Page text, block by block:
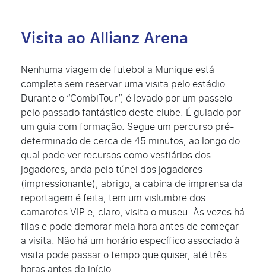
Visita ao Allianz Arena
Nenhuma viagem de futebol a Munique está
completa sem reservar uma visita pelo estádio.
Durante o “CombiTour”, é levado por um passeio
pelo passado fantástico deste clube. É guiado por
um guia com formação. Segue um percurso pré-
determinado de cerca de 45 minutos, ao longo do
qual pode ver recursos como vestiários dos
jogadores, anda pelo túnel dos jogadores
(impressionante), abrigo, a cabina de imprensa da
reportagem é feita, tem um vislumbre dos
camarotes VIP e, claro, visita o museu. Às vezes há
filas e pode demorar meia hora antes de começar
a visita. Não há um horário específico associado à
visita pode passar o tempo que quiser, até três
horas antes do início.